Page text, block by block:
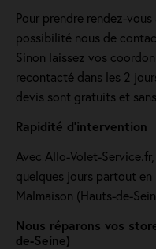
Pour prendre rendez-
possibilité nous de
Sinon laissez vos
recontacté dans les 2
devis sont gratuits et
Rapidité d'intervention
Avec Allo-Volet-
quelques jours partout
Malmaison (Hauts-de-
Nous réparons vos
de-Seine)